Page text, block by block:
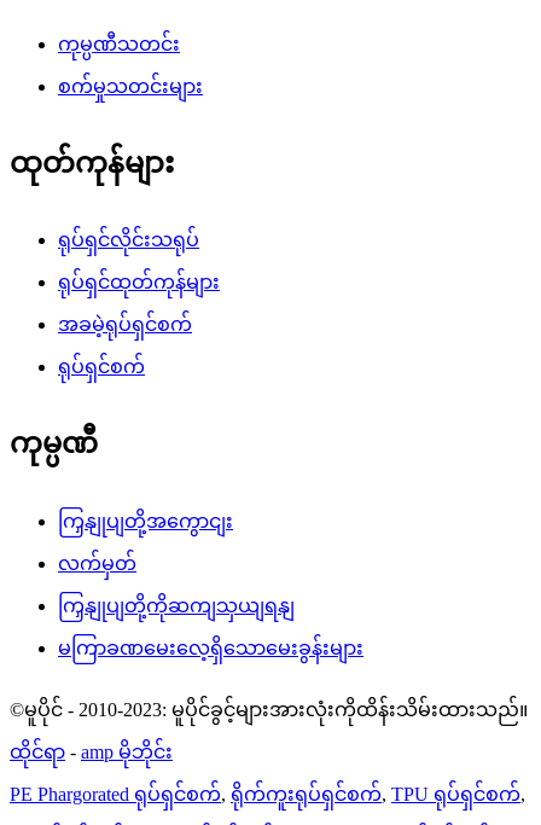
ကုမ္ပဏီသတင်း
စက်မှုသတင်းများ
ထုတ်ကုန်များ
ရုပ်ရှင်လိုင်းသရုပ်
ရုပ်ရှင်ထုတ်ကုန်များ
အခမဲ့ရုပ်ရှင်စက်
ရုပ်ရှင်စက်
ကုမ္ပဏီ
ကြှနျုပျတို့အကွောငျး
လက်မှတ်
ကြှနျုပျတို့ကိုဆကျသှယျရနျ
မကြာခဏမေးလေ့ရှိသောမေးခွန်းများ
©မူပိုင် - 2010-2023: မူပိုင်ခွင့်များအားလုံးကိုထိန်းသိမ်းထားသည်။
ထိုင်ရာ - amp မိုဘိုင်း
PE Phargorated ရုပ်ရှင်စက်, ရိုက်ကူးရုပ်ရှင်စက်, TPU ရုပ်ရှင်စက်,